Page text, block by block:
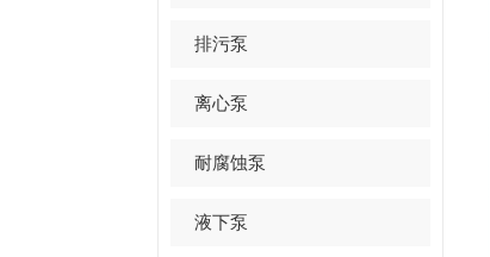
排污泵
离心泵
耐腐蚀泵
液下泵